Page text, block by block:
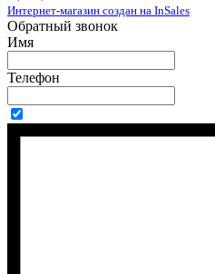
Интернет-магазин создан на InSales
Обратный звонок
Имя
Телефон